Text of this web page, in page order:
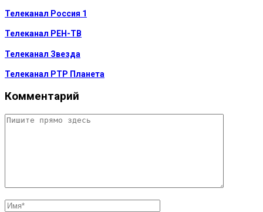
Телеканал Россия 1
Телеканал РЕН-ТВ
Телеканал Звезда
Телеканал РТР Планета
Комментарий